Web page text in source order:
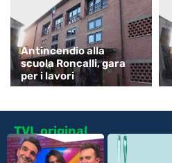
Antincendio alla
scuola Roncalli, gara
per i lavori
TVL original